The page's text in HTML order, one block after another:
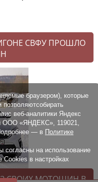
СВФУ ПРОШЛО
СВОИХ МОТОШИН В
браузером), которые
позволяютсобирать
веб-аналитики Яндекс
ООО «ЯНДЕКС», 119021,
— в Политике
согласны на использование
в настройках